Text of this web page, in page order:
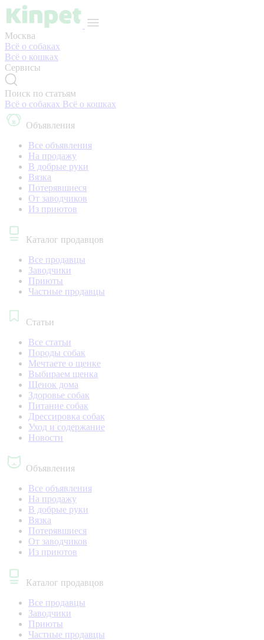
Москва
Всё о собаках
Всё о кошках
Сервисы
Поиск по статьям
Всё о собаках Всё о кошках
Объявления
Все объявления
На продажу
В добрые руки
Вязка
Потерявшиеся
От заводчиков
Из приютов
Каталог продавцов
Все продавцы
Заводчики
Приюты
Частные продавцы
Статьи
Все статьи
Породы собак
Мечтаете о щенке
Выбираем щенка
Щенок дома
Здоровье собак
Питание собак
Дрессировка собак
Уход и содержание
Новости
Объявления
Все объявления
На продажу
В добрые руки
Вязка
Потерявшиеся
От заводчиков
Из приютов
Каталог продавцов
Все продавцы
Заводчики
Приюты
Частные продавцы